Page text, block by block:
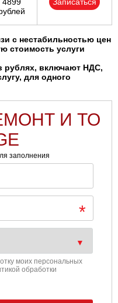
4899
Записаться
с нестабильностью цен
стоимость услуги
рублях, включают НДС,
для одного
И ТО
заполнения
моих персональных
обработки